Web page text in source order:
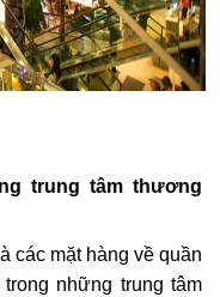
trung tâm thương
các mặt hàng về quần
những trung tâm